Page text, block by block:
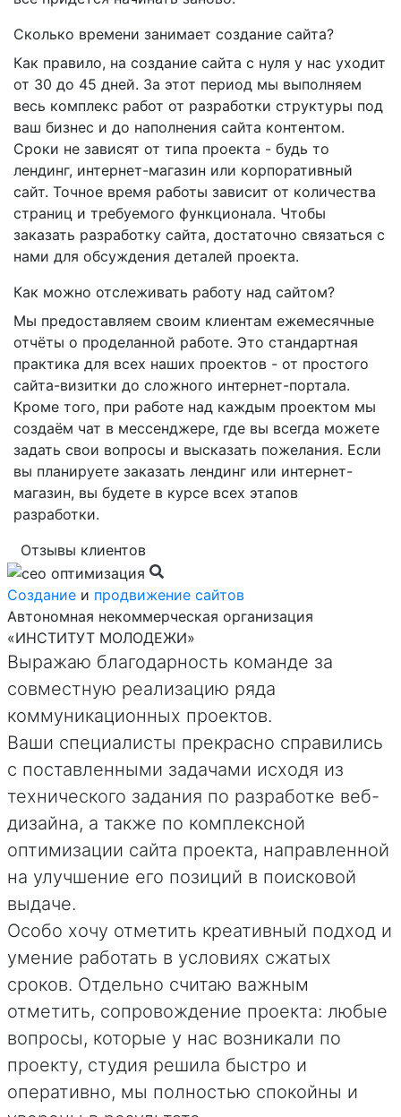
Сколько времени занимает создание сайта?
Как правило, на создание сайта с нуля у нас уходит
от 30 до 45 дней. За этот период мы выполняем
весь комплекс работ от разработки структуры под
ваш бизнес и до наполнения сайта контентом.
Сроки не зависят от типа проекта - будь то
лендинг, интернет-магазин или корпоративный
сайт. Точное время работы зависит от количества
страниц и требуемого функционала. Чтобы
заказать разработку сайта, достаточно связаться с
нами для обсуждения деталей проекта.
Как можно отслеживать работу над сайтом?
Мы предоставляем своим клиентам ежемесячные
отчёты о проделанной работе. Это стандартная
практика для всех наших проектов - от простого
сайта-визитки до сложного интернет-портала.
Кроме того, при работе над каждым проектом мы
создаём чат в мессенджере, где вы всегда можете
задать свои вопросы и высказать пожелания. Если
вы планируете заказать лендинг или интернет-
магазин, вы будете в курсе всех этапов
разработки.
Отзывы клиентов
Создание и продвижение сайтов
Автономная некоммерческая организация
«ИНСТИТУТ МОЛОДЕЖИ»
Выражаю благодарность команде за
совместную реализацию ряда
коммуникационных проектов.
Ваши специалисты прекрасно справились
с поставленными задачами исходя из
технического задания по разработке веб-
дизайна, а также по комплексной
оптимизации сайта проекта, направленной
на улучшение его позиций в поисковой
выдаче.
Особо хочу отметить креативный подход и
умение работать в условиях сжатых
сроков. Отдельно считаю важным
отметить, сопровождение проекта: любые
вопросы, которые у нас возникали по
проекту, студия решила быстро и
оперативно, мы полностью спокойны и